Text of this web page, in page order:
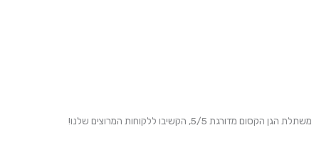
משתלת הגן הקסום מדורגת 5/5, הקשיבו ללקוחות המרוצים שלנו!